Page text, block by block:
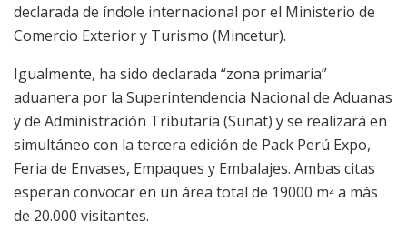
declarada de índole internacional por el Ministerio de
Comercio Exterior y Turismo (Mincetur).
Igualmente, ha sido declarada “zona primaria”
aduanera por la Superintendencia Nacional de Aduanas
y de Administración Tributaria (Sunat) y se realizará en
simultáneo con la tercera edición de Pack Perú Expo,
Feria de Envases, Empaques y Embalajes. Ambas citas
esperan convocar en un área total de 19000 m2 a más
de 20.000 visitantes.